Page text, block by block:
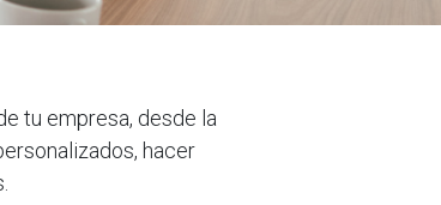
tu empresa, desde la
hacer